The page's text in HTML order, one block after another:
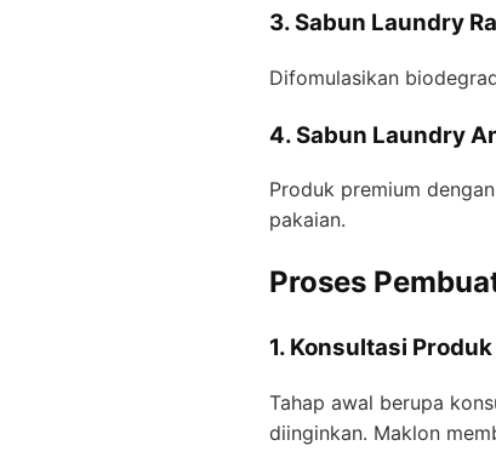
3. Sabun Laundry
Difomulasikan
4. Sabun Laundry
Produk premium
pakaian.
Proses
1. Konsultasi Produk
Tahap awal berupa
diinginkan. Maklon